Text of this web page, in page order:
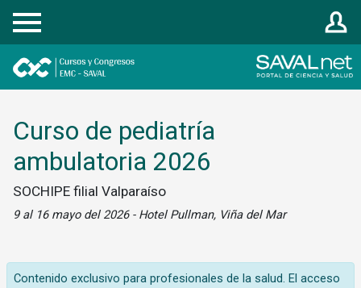
Registrarse
Curso de pediatría
ambulatoria 2026
SOCHIPE filial Valparaíso
9 al 16 mayo del 2026 - Hotel Pullman, Viña del Mar
Contenido exclusivo para profesionales de la salud. El acceso